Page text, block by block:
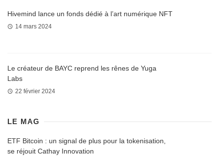
Hivemind lance un fonds dédié à l’art numérique NFT
14 mars 2024
Le créateur de BAYC reprend les rênes de Yuga
Labs
22 février 2024
LE MAG
ETF Bitcoin : un signal de plus pour la tokenisation,
se réjouit Cathay Innovation